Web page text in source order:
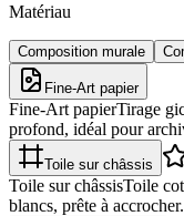
Matériau
Composition murale
Fine-Art papier
Fine-Art papierTirage
profond, idéal pour
Toile sur châssis
Toile sur châssisToile
blancs, prête à accrocher.